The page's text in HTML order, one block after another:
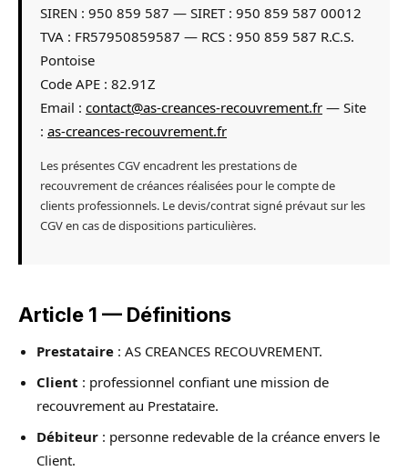
SIREN : 950 859 587 — SIRET : 950 859 587 00012
TVA : FR57950859587 — RCS : 950 859 587 R.C.S.
Pontoise
Code APE : 82.91Z
Email : contact@as-creances-recouvrement.fr — Site
: as-creances-recouvrement.fr
Les présentes CGV encadrent les prestations de
recouvrement de créances réalisées pour le compte de
clients professionnels. Le devis/contrat signé prévaut sur les
CGV en cas de dispositions particulières.
Article 1 — Définitions
Prestataire : AS CREANCES RECOUVREMENT.
Client : professionnel confiant une mission de
recouvrement au Prestataire.
Débiteur : personne redevable de la créance envers le
Client.